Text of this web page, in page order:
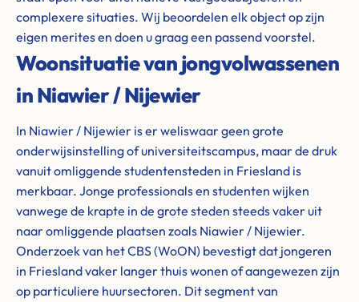
complexere situaties. Wij beoordelen elk object op zijn
eigen merites en doen u graag een passend voorstel.
Woonsituatie van jongvolwassenen
in Niawier / Nijewier
In Niawier / Nijewier is er weliswaar geen grote
onderwijsinstelling of universiteitscampus, maar de druk
vanuit omliggende studentensteden in Friesland is
merkbaar. Jonge professionals en studenten wijken
vanwege de krapte in de grote steden steeds vaker uit
naar omliggende plaatsen zoals Niawier / Nijewier.
Onderzoek van het CBS (WoON) bevestigt dat jongeren
in Friesland vaker langer thuis wonen of aangewezen zijn
op particuliere huursectoren. Dit segment van